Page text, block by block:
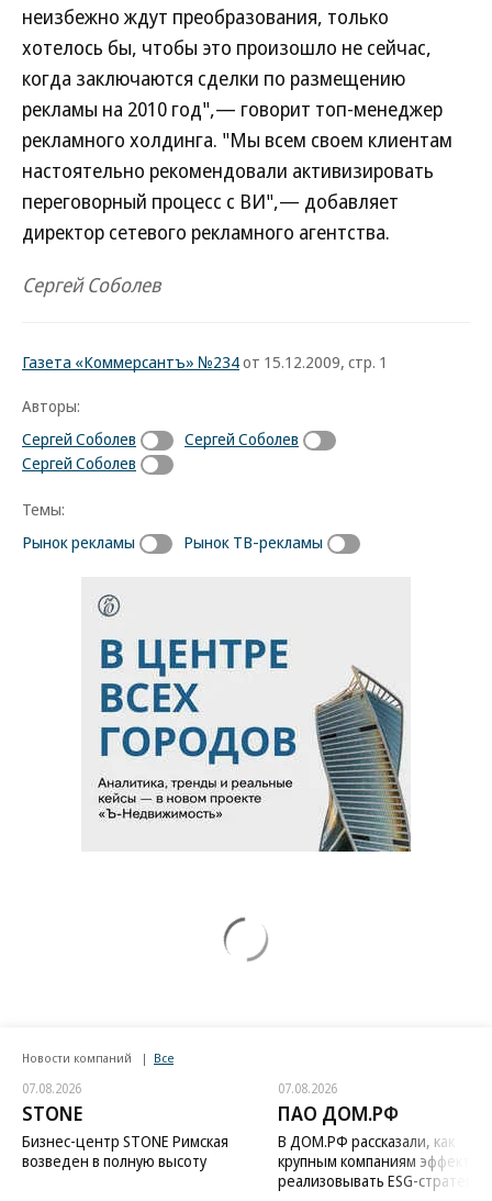
неизбежно ждут преобразования, только
хотелось бы, чтобы это произошло не сейчас,
когда заключаются сделки по размещению
рекламы на 2010 год",— говорит топ-менеджер
рекламного холдинга. "Мы всем своем клиентам
настоятельно рекомендовали активизировать
переговорный процесс с ВИ",— добавляет
директор сетевого рекламного агентства.
Сергей Соболев
Газета «Коммерсантъ» №234от 15.12.2009, стр. 1
Авторы:
Сергей Соболев
Сергей Соболев
Сергей Соболев
Темы:
Рынок рекламы
Рынок ТВ-рекламы
Новости компаний Все
07.08.2026
STONE
Бизнес-центр STONE Римская
возведен в полную высоту
07.08.2026
ПАО ДОМ.РФ
В ДОМ.РФ рассказали, как
крупным компаниям
реализовывать ESG-стратегию